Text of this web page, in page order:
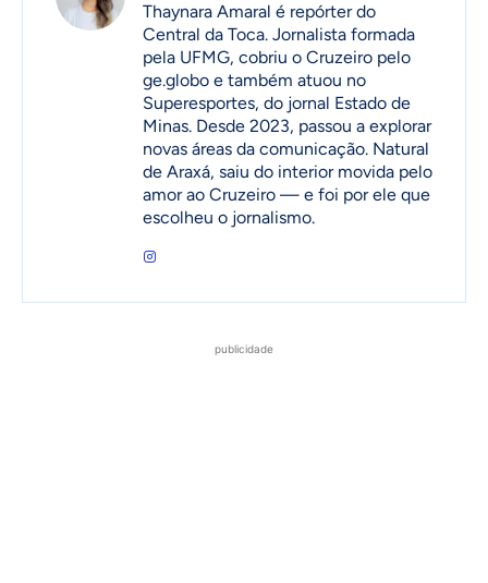
Thaynara Amaral é repórter do
Central da Toca. Jornalista formada
pela UFMG, cobriu o Cruzeiro pelo
ge.globo e também atuou no
Superesportes, do jornal Estado de
Minas. Desde 2023, passou a explorar
novas áreas da comunicação. Natural
de Araxá, saiu do interior movida pelo
amor ao Cruzeiro — e foi por ele que
escolheu o jornalismo.
publicidade